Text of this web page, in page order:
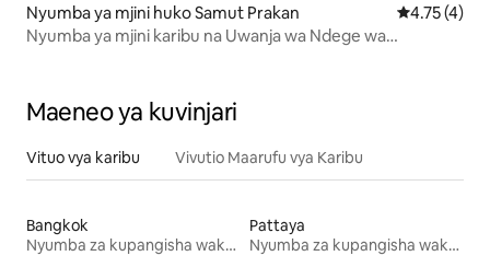
Nyumba ya mjini huko Samut Prakan Ukadiriaji
4.75 (4)
Nyumba ya mjini karibu na Uwanja wa Ndege wa
Maeneo ya kuvinjari
Vituo vya karibu Vivutio Maarufu vya Karibu
Bangkok
Nyumba za kupangisha wakati wa likizo
Pattaya
Nyumba za kupangisha wakati wa likizo